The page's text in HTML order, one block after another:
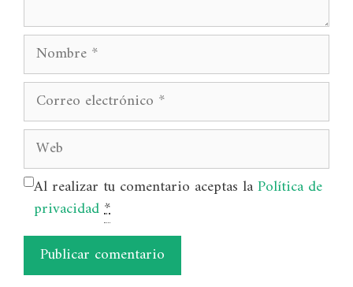
Nombre
Correo
electrónico
Web
Al realizar tu comentario aceptas laPolítica de
privacidad*